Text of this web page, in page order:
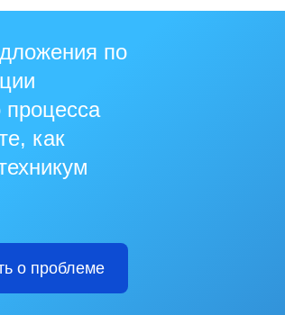
по
процесса
как
о проблеме